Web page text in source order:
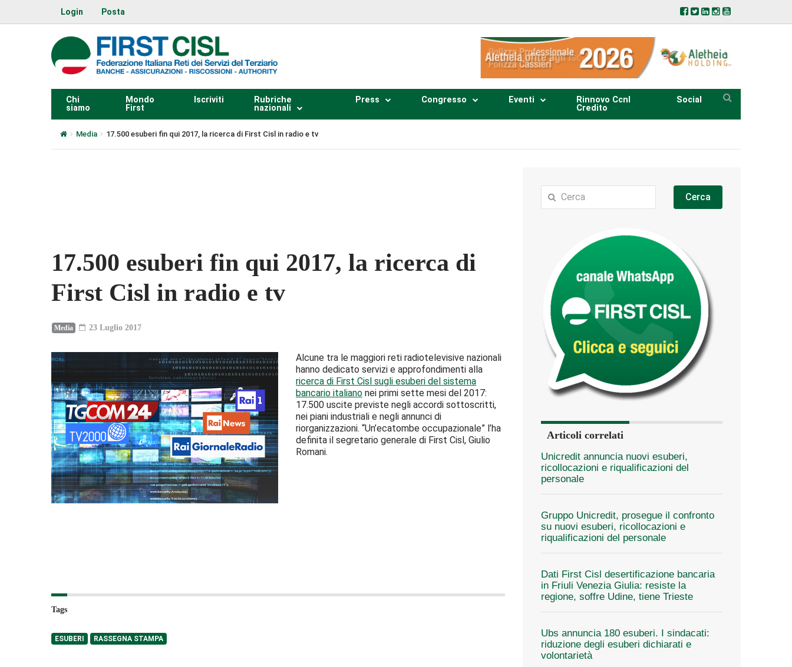
Login Posta
Chi
siamo
Mondo
First
Iscriviti
Rubriche
nazionali
Press Congresso Eventi
Rinnovo Ccnl
Credito
Social
Media 17.500 esuberi fin qui 2017, la ricerca di First Cisl in radio e tv
17.500 esuberi fin qui 2017, la ricerca di
First Cisl in radio e tv
Media 23 Luglio 2017
Alcune tra le maggiori reti radiotelevisive nazionali
hanno dedicato servizi e approfondimenti alla
ricerca di First Cisl sugli esuberi del sistema
bancario italiano nei primi sette mesi del 2017:
17.500 uscite previste negli accordi sottoscritti,
nei piani industriali e negli annunci di
riorganizzazioni. “Un’ecatombe occupazionale” l’ha
definita il segretario generale di First Cisl, Giulio
Romani.
Tags
ESUBERI RASSEGNA STAMPA
Cerca
Articoli correlati
Unicredit annuncia nuovi esuberi,
ricollocazioni e riqualificazioni del
personale
Gruppo Unicredit, prosegue il confronto
su nuovi esuberi, ricollocazioni e
riqualificazioni del personale
Dati First Cisl desertificazione bancaria
in Friuli Venezia Giulia: resiste la
regione, soffre Udine, tiene Trieste
Ubs annuncia 180 esuberi. I sindacati:
riduzione degli esuberi dichiarati e
volontarietà